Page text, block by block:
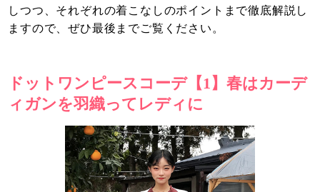
しつつ、それぞれの着こなしのポイントまで徹底解説し
ますので、ぜひ最後までご覧ください。
ドットワンピースコーデ【1】春はカーデ
ィガンを羽織ってレディに